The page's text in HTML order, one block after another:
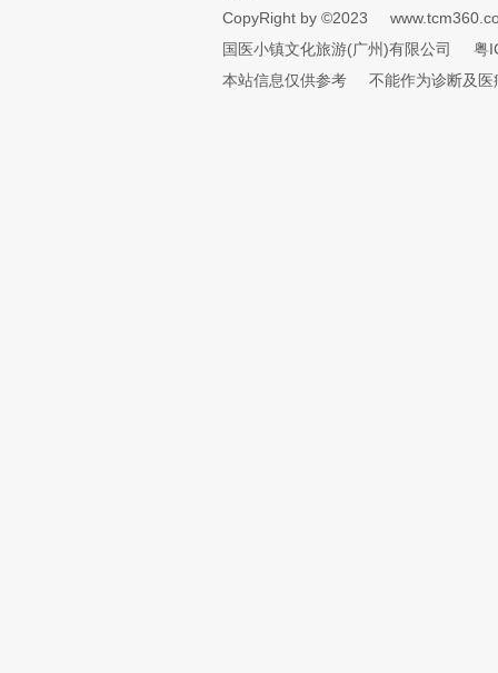
CopyRight by ©2023
国医小镇文化旅游(广州)有限公司
粤
本站信息仅供参考
不能作为诊断及医